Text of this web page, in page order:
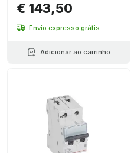
€ 143,50
Envio expresso grátis
Adicionar ao carrinho